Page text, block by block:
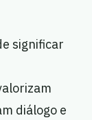
significar
diálogo e